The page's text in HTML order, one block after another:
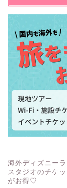
海外ディズニー
スタジオのチケ
がお得♡